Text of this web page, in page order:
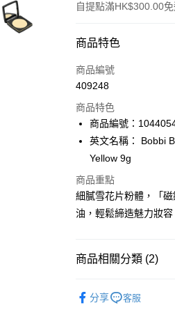
自提點滿HK$300.00
付款方式
信用卡
AlipayHK
PayMe
BoC Pay
順豐自助櫃 - 確認發貨
商品特色
商品編號
409248
商品特色
商品編號：
英文名稱： Bobbi
Yellow 9g
商品重點
細膩雪花片粉體，「
油，輕鬆締造魅力妝容
商品相關分類 (2)
分享 客服